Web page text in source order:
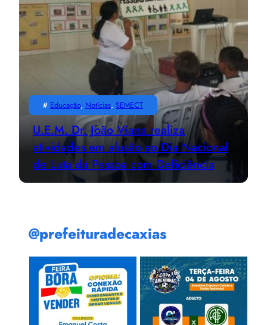
# Educação, Notícias, SEMECT
U.E.M. Dr. João Viana realiza
atividades em alusão ao Dia Nacional
de Luta da Pessoa com Deficiência
@prefeituradecaxias